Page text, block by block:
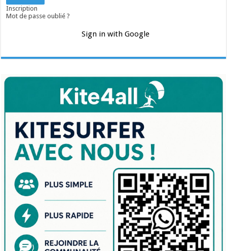
Inscription
Mot de passe oublié ?
Sign in with Google